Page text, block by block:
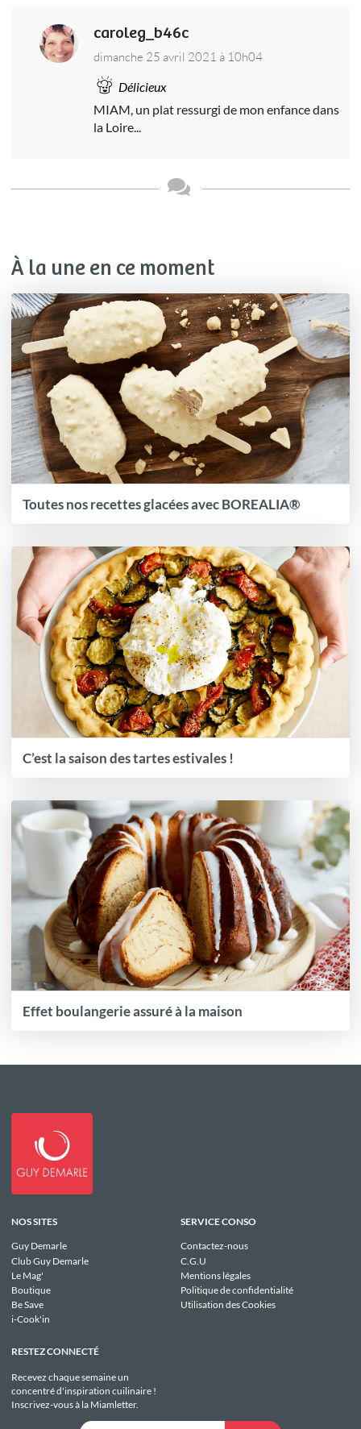
caroleg_b46c
dimanche 25 avril 2021 à 10h04
Délicieux
MIAM, un plat ressurgi de mon enfance dans
la Loire...
À la une en ce moment
Toutes nos recettes glacées avec BOREALIA®
C’est la saison des tartes estivales !
Effet boulangerie assuré à la maison
NOS SITES
Guy Demarle
Club Guy Demarle
Le Mag'
Boutique
Be Save
i-Cook'in
SERVICE CONSO
Contactez-nous
C.G.U
Mentions légales
Politique de confidentialité
Utilisation des Cookies
RESTEZ CONNECTÉ
Recevez chaque semaine un
concentré d'inspiration cuilinaire !
Inscrivez-vous à la Miamletter.